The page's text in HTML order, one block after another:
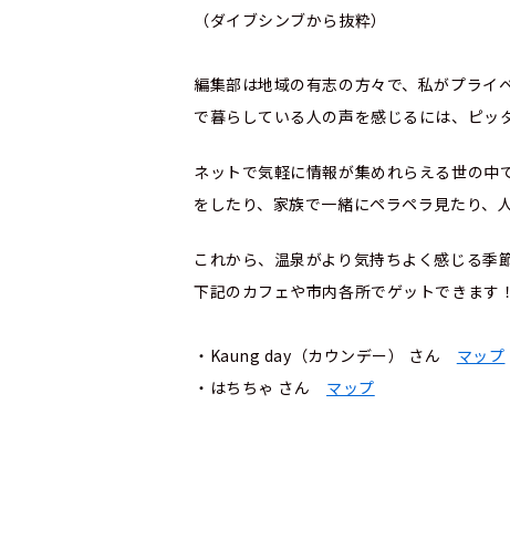
（ダイブシンブから抜粋）
編集部は地域の有志の方々で、私がプライ
で暮らしている人の声を感じるには、ピ
ネットで気軽に情報が集めれらえる世の
をしたり、家族で一緒にペラペラ見たり、
これから、温泉がより気持ちよく感じる季
下記のカフェや市内各所でゲットできます！
・Kaung day（カウンデー） さん マップ
・はちちゃ さん マップ